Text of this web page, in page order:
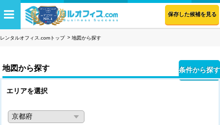
保存した候補を見る
レンタルオフィス.comトップ 地図から探す
地図から探す 条件から探す
エリアを選択